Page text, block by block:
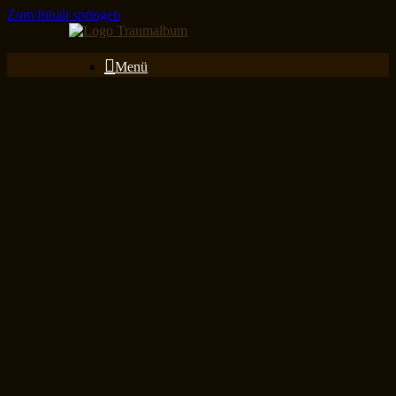
Zum Inhalt springen
Menü